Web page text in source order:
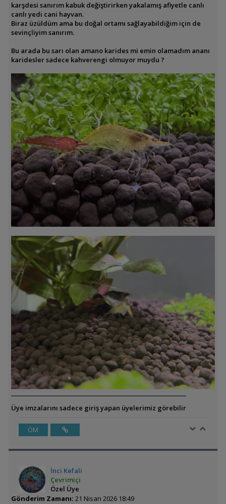
karşdesi sanırım kabuk değiştirirken yakalamış afiyetle canlı
canlı yedi cani hayvan.
Biraz üzüldüm ama bu doğal ortamı sağlayabildiğim için de
sevinçliyim sanırım.
Bu arada bu sarı olan amano karides mi emin olamadım ananı
karidesler sadece kahverengi olmuyor muydu ?
Üye imzalarını sadece giriş yapan üyelerimiz görebilir
ÖM
İnci Kefali
Çevrimiçi
Özel Üye
Gönderim Zamanı: 21 Nisan 2026 18:49